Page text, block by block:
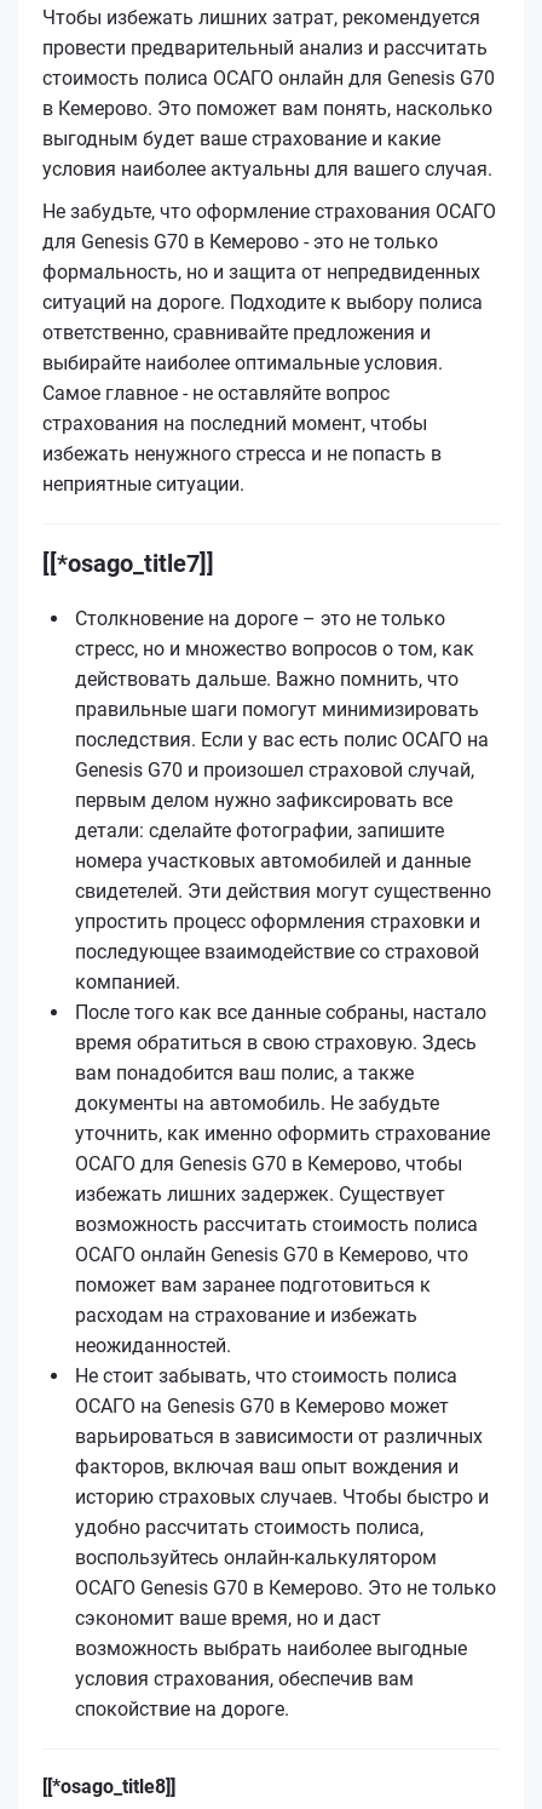
Чтобы избежать лишних затрат, рекомендуется
провести предварительный анализ и рассчитать
стоимость полиса ОСАГО онлайн для Genesis G70
в Кемерово. Это поможет вам понять, насколько
выгодным будет ваше страхование и какие
условия наиболее актуальны для вашего случая.
Не забудьте, что оформление страхования ОСАГО
для Genesis G70 в Кемерово - это не только
формальность, но и защита от непредвиденных
ситуаций на дороге. Подходите к выбору полиса
ответственно, сравнивайте предложения и
выбирайте наиболее оптимальные условия.
Самое главное - не оставляйте вопрос
страхования на последний момент, чтобы
избежать ненужного стресса и не попасть в
неприятные ситуации.
[[*osago_title7]]
Столкновение на дороге – это не только
стресс, но и множество вопросов о том, как
действовать дальше. Важно помнить, что
правильные шаги помогут минимизировать
последствия. Если у вас есть полис ОСАГО на
Genesis G70 и произошел страховой случай,
первым делом нужно зафиксировать все
детали: сделайте фотографии, запишите
номера участковых автомобилей и данные
свидетелей. Эти действия могут существенно
упростить процесс оформления страховки и
последующее взаимодействие со страховой
компанией.
После того как все данные собраны, настало
время обратиться в свою страховую. Здесь
вам понадобится ваш полис, а также
документы на автомобиль. Не забудьте
уточнить, как именно оформить страхование
ОСАГО для Genesis G70 в Кемерово, чтобы
избежать лишних задержек. Существует
возможность рассчитать стоимость полиса
ОСАГО онлайн Genesis G70 в Кемерово, что
поможет вам заранее подготовиться к
расходам на страхование и избежать
неожиданностей.
Не стоит забывать, что стоимость полиса
ОСАГО на Genesis G70 в Кемерово может
варьироваться в зависимости от различных
факторов, включая ваш опыт вождения и
историю страховых случаев. Чтобы быстро и
удобно рассчитать стоимость полиса,
воспользуйтесь онлайн-калькулятором
ОСАГО Genesis G70 в Кемерово. Это не только
сэкономит ваше время, но и даст
возможность выбрать наиболее выгодные
условия страхования, обеспечив вам
спокойствие на дороге.
[[*osago_title8]]